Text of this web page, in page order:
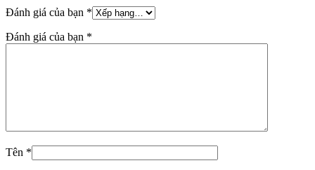
Đánh giá của bạn *
Đánh giá của bạn *
Tên *